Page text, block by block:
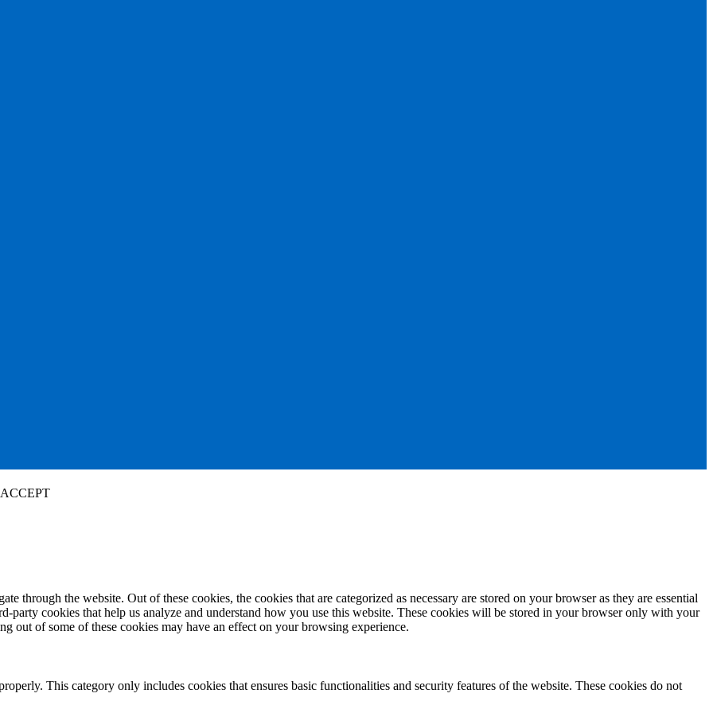
ACCEPT
through the website. Out of these cookies, the cookies that are categorized as necessary are stored on your browser as they are essential
party cookies that help us analyze and understand how you use this website. These cookies will be stored in your browser only with your
out of some of these cookies may have an effect on your browsing experience.
This category only includes cookies that ensures basic functionalities and security features of the website. These cookies do not